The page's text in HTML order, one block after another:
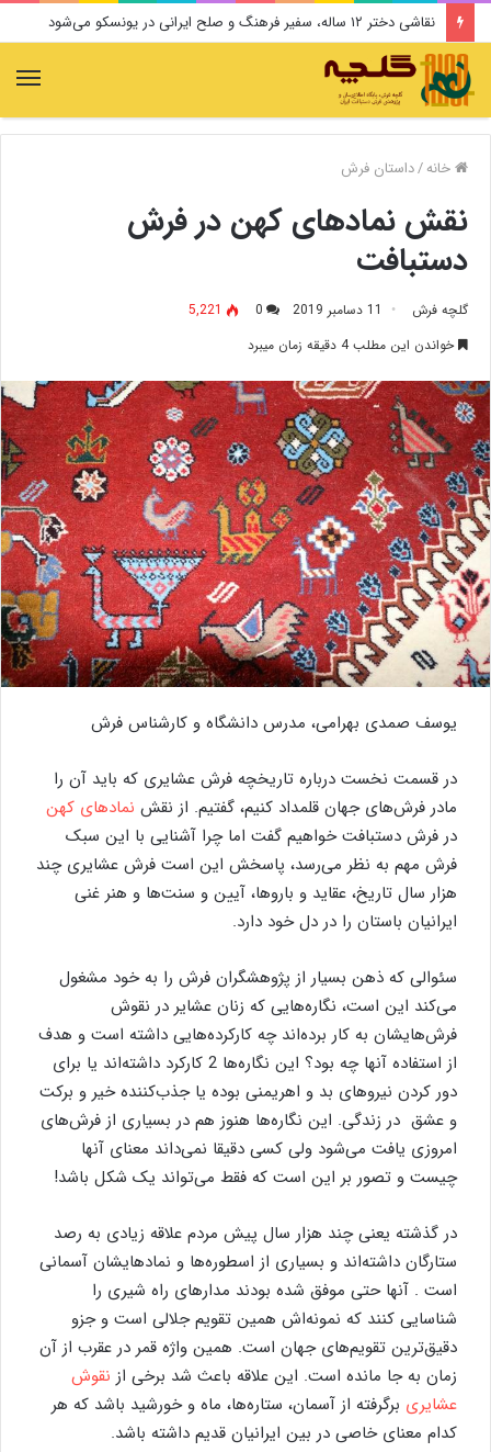
نقاشی دختر ۱۲ ساله، سفیر فرهنگ و صلح ایرانی در یونسکو می‌شود
خانه/داستان فرش
نقش نمادهای کهن در فرش
دستبافت
گلچه فرش 11 دسامبر 2019 0
5,221
خواندن این مطلب 4 دقیقه زمان میبرد
یوسف صمدی بهرامی، مدرس دانشگاه و کارشناس فرش
در قسمت نخست درباره تاریخچه فرش عشایری که باید آن را
مادر فرش‌های جهان قلمداد کنیم، گفتیم. از نقش نمادهای کهن
در فرش دستبافت خواهیم گفت اما چرا آشنایی با این سبک
فرش مهم به نظر می‌رسد، پاسخش این است فرش عشایری چند
هزار سال تاریخ، عقاید و باروها، آیین و سنت‌ها و هنر غنی
ایرانیان باستان را در دل خود دارد.
سئوالی که ذهن بسیار از پژوهشگران فرش را به خود مشغول
می‌کند این است، ‌نگاره‌هایی که زنان عشایر در نقوش
فرش‌هایشان به کار برده‌اند چه کارکرده‌هایی داشته است و هدف
از استفاده آنها چه بود؟ این نگاره‌ها 2 کارکرد داشته‌اند یا برای
دور کردن نیروهای بد و اهریمنی بوده یا جذب‌کننده خیر و برکت
و عشق در زندگی. این نگاره‌ها هنوز هم در بسیاری از فرش‌های
امروزی یافت می‌شود ولی کسی دقیقا نمی‌داند معنای آنها
چیست و تصور بر این است که فقط می‌تواند یک شکل باشد!
در گذشته یعنی چند هزار سال پیش مردم علاقه زیادی به رصد
ستارگان داشته‌اند و بسیاری از اسطوره‌ها و نمادهایشان آسمانی
است . آنها حتی موفق شده بودند مدارهای راه شیری را
شناسایی کنند که نمونه‌اش همین تقویم جلالی است و جزو
دقیق‌ترین تقویم‌های جهان است. همین واژه قمر در عقرب از آن
زمان به جا مانده است. این علاقه باعث شد برخی از نقوش
عشایری برگرفته از آسمان، ستاره‌ها، ماه و خورشید باشد که هر
کدام معنای خاصی در بین ایرانیان قدیم داشته باشد.